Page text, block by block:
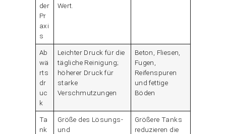
der
Pr
axi
s
Wert.
Ab
wä
rts
dr
uc
k
Leichter Druck für die
tägliche Reinigung;
höherer Druck für
starke
Verschmutzungen
Beton, Fliesen,
Fugen,
Reifenspuren
und fettige
Böden
Ta
nk
Größe des Lösungs-
und
Größere Tanks
reduzieren die